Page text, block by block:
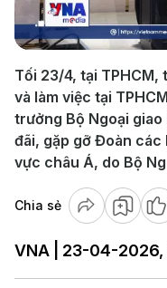
Tối 23/4, tại
và làm việc tại
trưởng Bộ Ngoại
đãi, gặp gỡ Đoàn các
vực châu Á, do Bộ
Chia sẻ
VNA | 23-04-2026,